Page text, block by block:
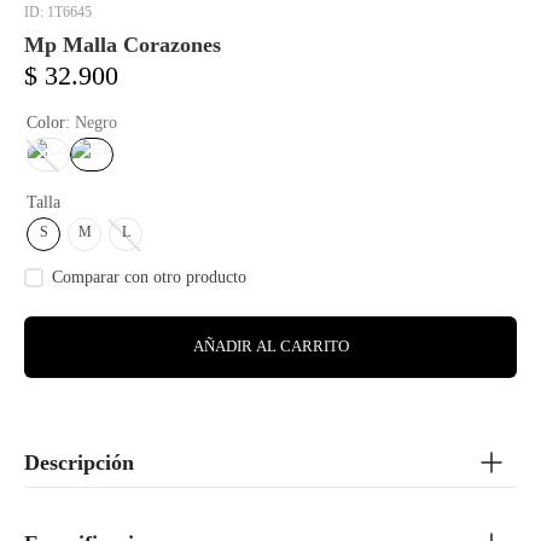
: 1T6645
Mp Malla Corazones
$ 32.900
Color: Negro
Talla
S M L
AÑADIR AL CARRITO
Descripción